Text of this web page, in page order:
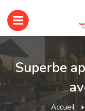
Superbe
Accueil